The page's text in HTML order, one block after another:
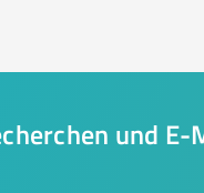
und E-